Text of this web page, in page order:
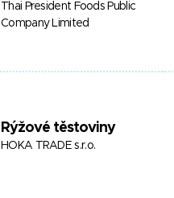
Thai President Foods Public
Company Limited
Rýžové těstoviny
HOKA TRADE s.r.o.